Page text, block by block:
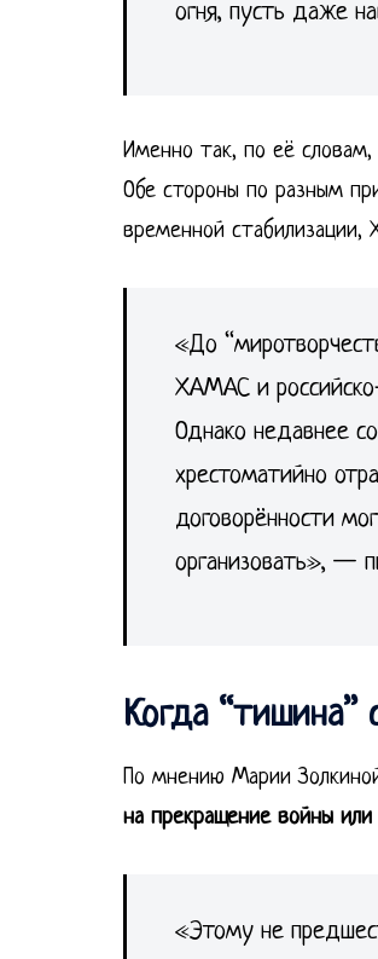
огня, пусть даже
Именно так, по её
Обе стороны по разным
временной
«До
ХАМАС и
Однако недавнее
хрестоматийно
договорённости
организовать», —
Когда “тишина”
По мнению Марии
на прекращение войны
«Этому не